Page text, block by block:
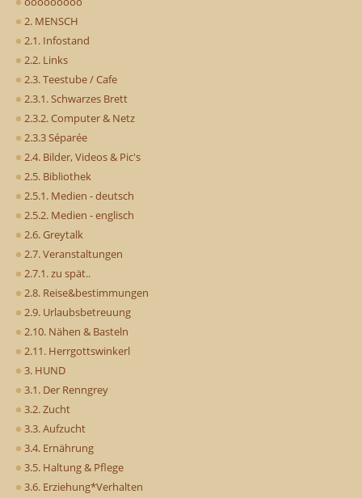
2. MENSCH
2.1. Infostand
2.2. Links
2.3. Teestube / Cafe
2.3.1. Schwarzes Brett
2.3.2. Computer & Netz
2.3.3 Séparée
2.4. Bilder, Videos & Pic's
2.5. Bibliothek
2.5.1. Medien - deutsch
2.5.2. Medien - englisch
2.6. Greytalk
2.7. Veranstaltungen
2.7.1. zu spät..
2.8. Reise&bestimmungen
2.9. Urlaubsbetreuung
2.10. Nähen & Basteln
2.11. Herrgottswinkerl
3. HUND
3.1. Der Renngrey
3.2. Zucht
3.3. Aufzucht
3.4. Ernährung
3.5. Haltung & Pflege
3.6. Erziehung*Verhalten